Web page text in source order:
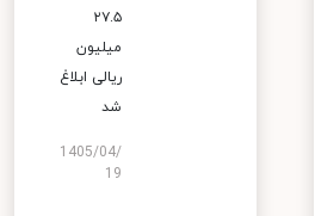
۲۷.۵
میلیون
ریالی ابلاغ
شد
1405/04/
19